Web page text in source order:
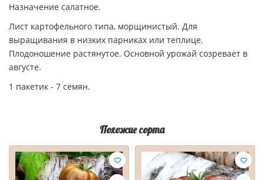
Назначение салатное.
Лист картофельного типа, морщинистый. Для
выращивания в низких парниках или теплице.
Плодоношение растянутое. Основной урожай созревает в
августе.
1 пакетик - 7 семян.
Похожие сорта